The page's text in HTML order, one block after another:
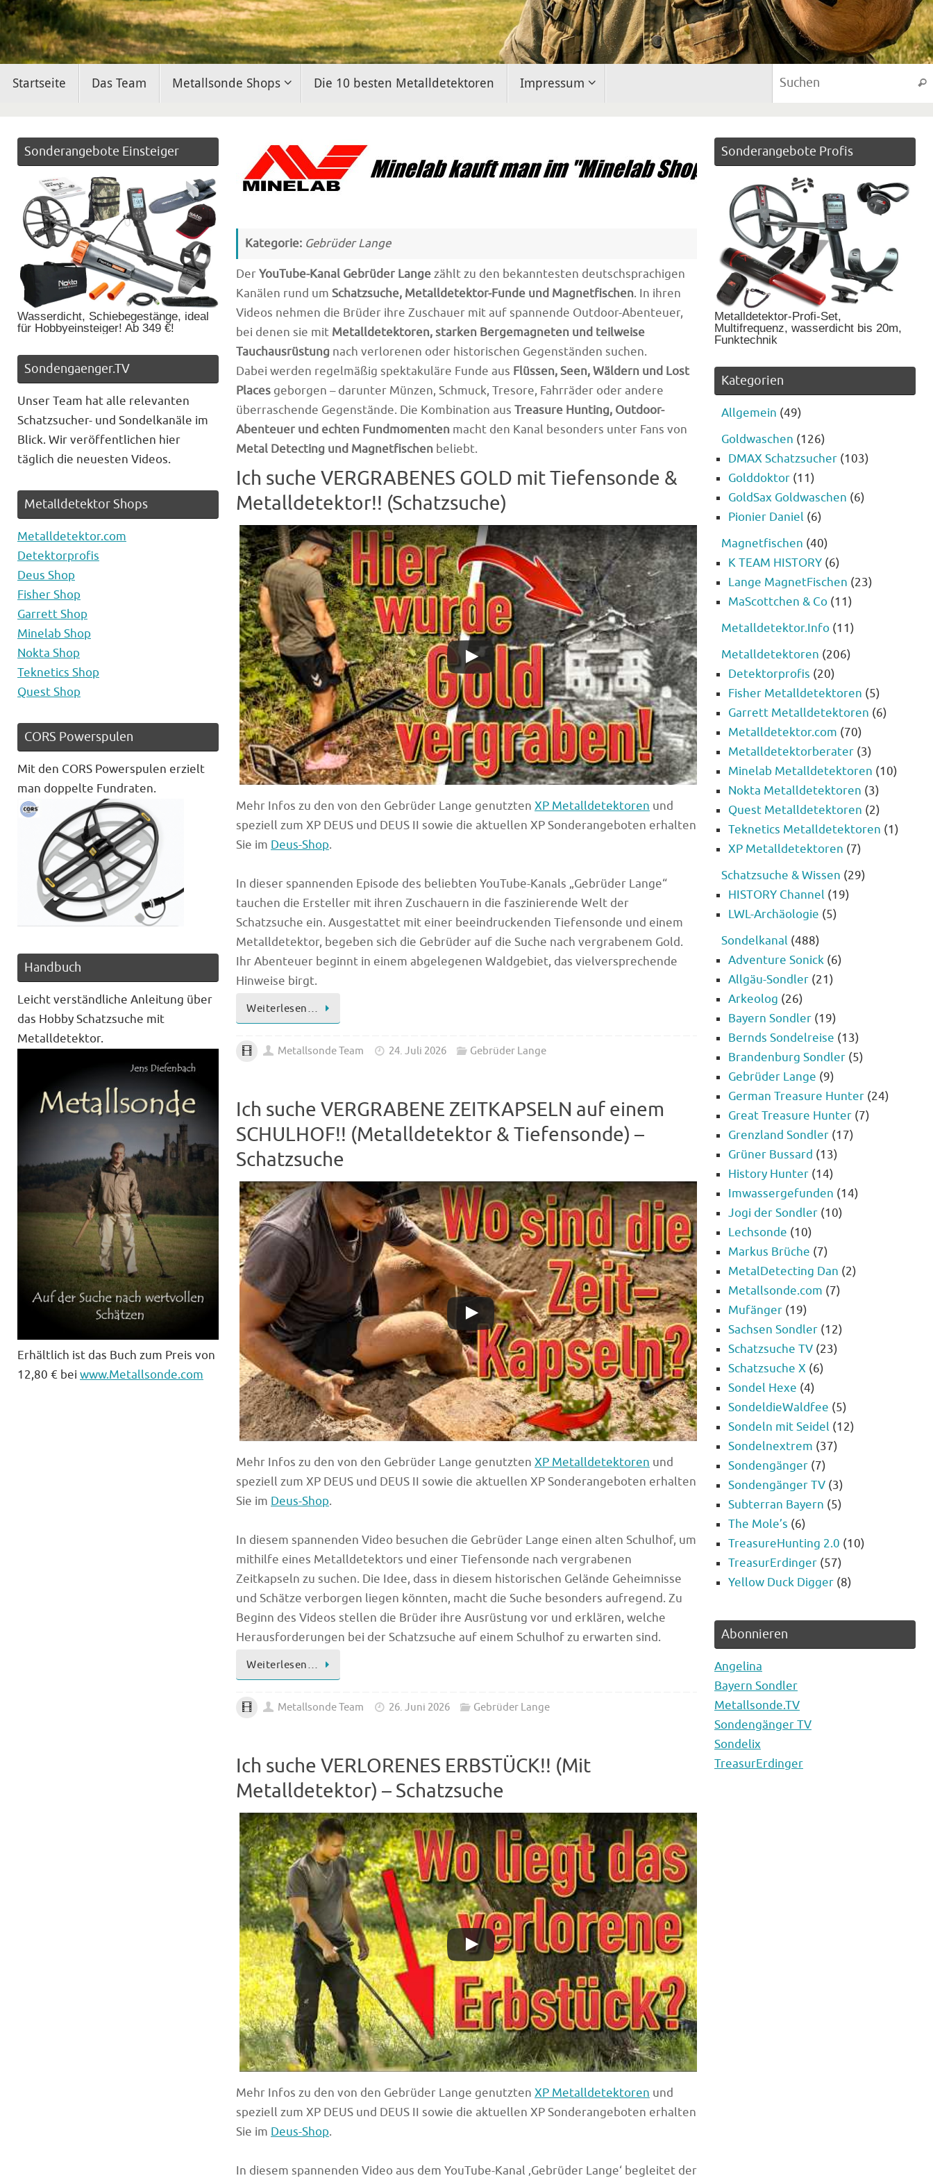
InhaltStartseite Das Team Metallsonde Shops Die 10 besten Metalldetektoren Impressum
Kategorie: Gebrüder Lange
DerYouTube-Kanal Gebrüder Langezählt zu den bekanntesten deutschsprachigen
Kanälen rund um Schatzsuche, Metalldetektor-Funde und Magnetfischen. In ihren
Videos nehmen die Brüder ihre Zuschauer mit auf spannende Outdoor-Abenteuer,
bei denen sie mit Metalldetektoren, starken Bergemagneten und teilweise
Tauchausrüstung nach verlorenen oder historischen Gegenständen suchen.
Dabei werden regelmäßig spektakuläre Funde aus Flüssen, Seen, Wäldern und Lost
Places geborgen – darunter Münzen, Schmuck, Tresore, Fahrräder oder andere
überraschende Gegenstände. Die Kombination aus Treasure Hunting, Outdoor-
Abenteuer und echten Fundmomenten macht den Kanal besonders unter Fans von
Metal Detecting und Magnetfischen beliebt.
Ich suche VERGRABENES GOLD mit Tiefensonde &
Metalldetektor!! (Schatzsuche)
Mehr Infos zu den von den Gebrüder Lange genutzten XP Metalldetektoren und
speziell zum XP DEUS und DEUS II sowie die aktuellen XP Sonderangeboten erhalten
Sie im Deus-Shop.
In dieser spannenden Episode des beliebten YouTube-Kanals „Gebrüder Lange“
tauchen die Ersteller mit ihren Zuschauern in die faszinierende Welt der
Schatzsuche ein. Ausgestattet mit einer beeindruckenden Tiefensonde und einem
Metalldetektor, begeben sich die Gebrüder auf die Suche nach vergrabenem Gold.
Ihr Abenteuer beginnt in einem abgelegenen Waldgebiet, das vielversprechende
Hinweise birgt.
Weiterlesen…
Metallsonde Team 24. Juli 2026 Gebrüder Lange
Ich suche VERGRABENE ZEITKAPSELN auf einem
SCHULHOF!! (Metalldetektor & Tiefensonde) –
Schatzsuche
Mehr Infos zu den von den Gebrüder Lange genutzten XP Metalldetektoren und
speziell zum XP DEUS und DEUS II sowie die aktuellen XP Sonderangeboten erhalten
Sie im Deus-Shop.
In diesem spannenden Video besuchen die Gebrüder Lange einen alten Schulhof, um
mithilfe eines Metalldetektors und einer Tiefensonde nach vergrabenen
Zeitkapseln zu suchen. Die Idee, dass in diesem historischen Gelände Geheimnisse
und Schätze verborgen liegen könnten, macht die Suche besonders aufregend. Zu
Beginn des Videos stellen die Brüder ihre Ausrüstung vor und erklären, welche
Herausforderungen bei der Schatzsuche auf einem Schulhof zu erwarten sind.
Weiterlesen…
Metallsonde Team 26. Juni 2026 Gebrüder Lange
Ich suche VERLORENES ERBSTÜCK!! (Mit
Metalldetektor) – Schatzsuche
Mehr Infos zu den von den Gebrüder Lange genutzten XP Metalldetektoren und
speziell zum XP DEUS und DEUS II sowie die aktuellen XP Sonderangeboten erhalten
Sie im Deus-Shop.
In diesem spannenden Video aus dem YouTube-Kanal ‚Gebrüder Lange‘ begleitet der
Sonderangebote Einsteiger
Wasserdicht, Schiebegestänge, ideal
für Hobbyeinsteiger! Ab 349 €!
Sondengaenger.TV
Unser Team hat alle relevanten
Schatzsucher- und Sondelkanäle im
Blick. Wir veröffentlichen hier
täglich die neuesten Videos.
Metalldetektor Shops
Metalldetektor.com
Detektorprofis
Deus Shop
Fisher Shop
Garrett Shop
Minelab Shop
Nokta Shop
Teknetics Shop
Quest Shop
CORS Powerspulen
Mit den CORS Powerspulen erzielt
man doppelte Fundraten.
Handbuch
Leicht verständliche Anleitung über
das Hobby Schatzsuche mit
Metalldetektor.
Erhältlich ist das Buch zum Preis von
12,80 € bei www.Metallsonde.com
Sonderangebote Profis
Metalldetektor-Profi-Set,
Multifrequenz, wasserdicht bis 5m
Tauchtiefe
Kategorien
Allgemein (49)
Goldwaschen (126)
DMAX Schatzsucher (103)
Golddoktor (11)
GoldSax Goldwaschen (6)
Pionier Daniel (6)
Magnetfischen (40)
K TEAM HISTORY (6)
Lange MagnetFischen (23)
MaScottchen & Co (11)
Metalldetektor.Info (11)
Metalldetektoren (206)
Detektorprofis (20)
Fisher Metalldetektoren (5)
Garrett Metalldetektoren (6)
Metalldetektor.com (70)
Metalldetektorberater (3)
Minelab Metalldetektoren (10)
Nokta Metalldetektoren (3)
Quest Metalldetektoren (2)
Teknetics Metalldetektoren (1)
XP Metalldetektoren (7)
Schatzsuche & Wissen (29)
HISTORY Channel (19)
LWL-Archäologie (5)
Sondelkanal (488)
Adventure Sonick (6)
Allgäu-Sondler (21)
Arkeolog (26)
Bayern Sondler (19)
Bernds Sondelreise (13)
Brandenburg Sondler (5)
Gebrüder Lange (9)
German Treasure Hunter (24)
Great Treasure Hunter (7)
Grenzland Sondler (17)
Grüner Bussard (13)
History Hunter (14)
Imwassergefunden (14)
Jogi der Sondler (10)
Lechsonde (10)
Markus Brüche (7)
MetalDetecting Dan (2)
Metallsonde.com (7)
Mufänger (19)
Sachsen Sondler (12)
Schatzsuche TV (23)
Schatzsuche X (6)
Sondel Hexe (4)
SondeldieWaldfee (5)
Sondeln mit Seidel (12)
Sondelnextrem (37)
Sondengänger (7)
Sondengänger TV (3)
Subterran Bayern (5)
The Mole’s (6)
TreasureHunting 2.0 (10)
TreasurErdinger (57)
Yellow Duck Digger (8)
Abonnieren
Angelina
Bayern Sondler
Metallsonde.TV
Sondengänger TV
Sondelix
TreasurErdinger